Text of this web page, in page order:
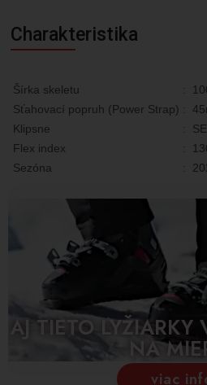
Charakteristika
Šírka skeletu :
Sťahovací popruh (Power Strap) :
Klipsne
:
Flex index
:
Sezóna
:
AJ TIETO
NA
viac